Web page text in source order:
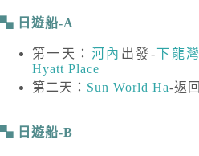
日遊船-A
第一天： 河內 出發-下龍灣
Hyatt Place
第二天： Sun World Ha-返回
日遊船-B